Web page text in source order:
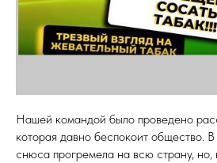
Нашей командой было проведено
которая давно беспокоит общество.
снюса прогремела на всю страну, но,